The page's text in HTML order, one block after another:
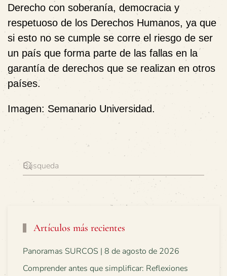
Derecho con soberanía, democracia y
respetuoso de los Derechos Humanos, ya que
si esto no se cumple se corre el riesgo de ser
un país que forma parte de las fallas en la
garantía de derechos que se realizan en otros
países.
Imagen: Semanario Universidad.
Artículos más recientes
Panoramas SURCOS | 8 de agosto de 2026
Comprender antes que simplificar: Reflexiones